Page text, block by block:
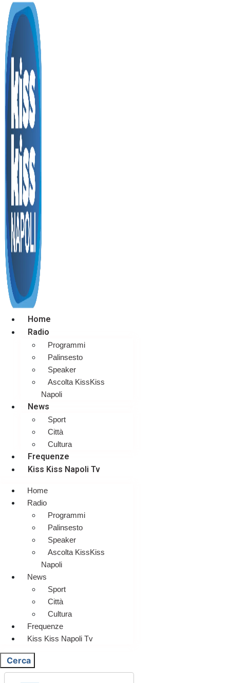
Home
Radio
Programmi
Palinsesto
Speaker
Ascolta KissKiss
Napoli
News
Sport
Città
Cultura
Frequenze
Kiss Kiss Napoli Tv
Home
Radio
Programmi
Palinsesto
Speaker
Ascolta KissKiss
Napoli
News
Sport
Città
Cultura
Frequenze
Kiss Kiss Napoli Tv
Cerca